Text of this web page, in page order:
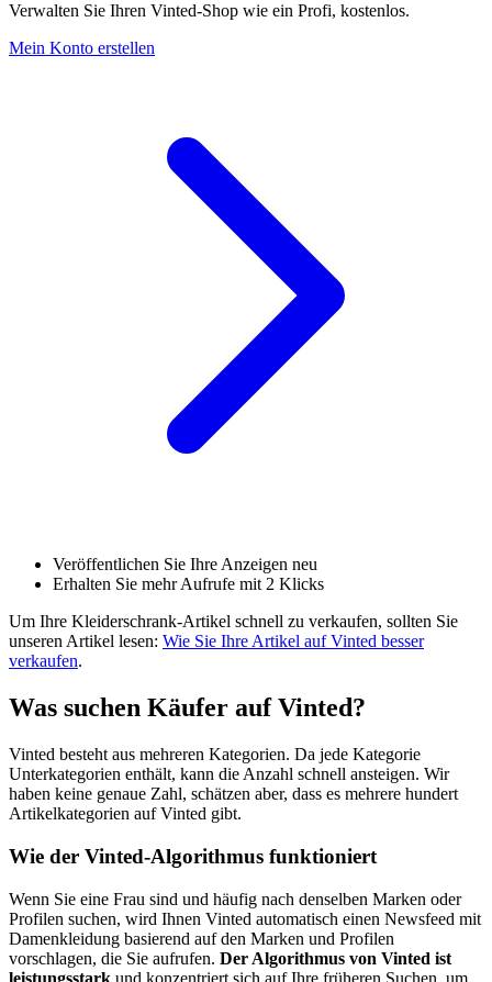
Verwalten Sie Ihren Vinted-Shop wie ein Profi, kostenlos.
Mein Konto erstellen
Veröffentlichen Sie Ihre Anzeigen neu
Erhalten Sie mehr Aufrufe mit 2 Klicks
Um Ihre Kleiderschrank-Artikel schnell zu verkaufen, sollten Sie
unseren Artikel lesen: Wie Sie Ihre Artikel auf Vinted besser
verkaufen.
Was suchen Käufer auf Vinted?
Vinted besteht aus mehreren Kategorien. Da jede Kategorie
Unterkategorien enthält, kann die Anzahl schnell ansteigen. Wir
haben keine genaue Zahl, schätzen aber, dass es mehrere hundert
Artikelkategorien auf Vinted gibt.
Wie der Vinted-Algorithmus funktioniert
Wenn Sie eine Frau sind und häufig nach denselben Marken oder
Profilen suchen, wird Ihnen Vinted automatisch einen Newsfeed mit
Damenkleidung basierend auf den Marken und Profilen
vorschlagen, die Sie aufrufen. Der Algorithmus von Vinted ist
leistungsstark und konzentriert sich auf Ihre früheren Suchen, um